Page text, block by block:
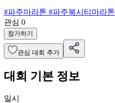
#파주마라톤 #파주북시티마라톤
관심 0
참가하기
관심 대회 추가
대회 기본 정보
일시